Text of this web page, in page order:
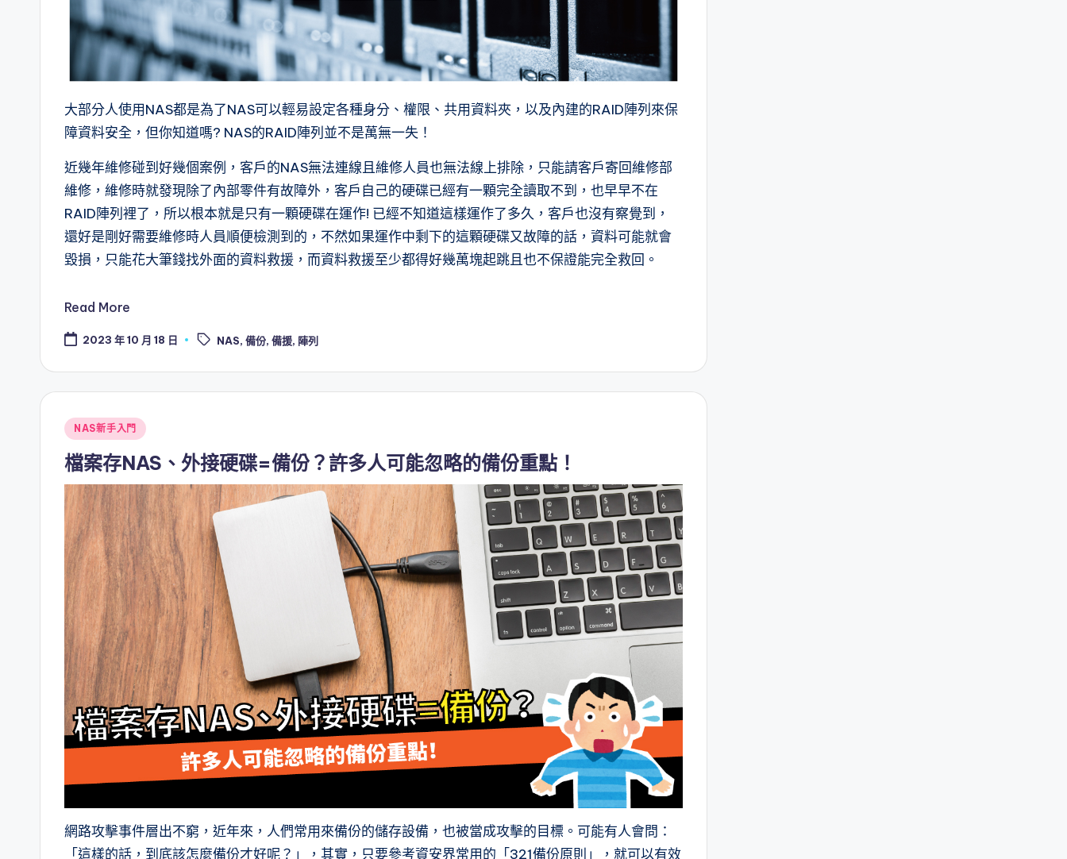
大部分人使用NAS都是為了NAS可以輕易設定各種身分、權限、共用資料夾，以及內建的RAID陣列來保
障資料安全，但你知道嗎? NAS的RAID陣列並不是萬無一失！
近幾年維修碰到好幾個案例，客戶的NAS無法連線且維修人員也無法線上排除，只能請客戶寄回維修部
維修，維修時就發現除了內部零件有故障外，客戶自己的硬碟已經有一顆完全讀取不到，也早早不在
RAID陣列裡了，所以根本就是只有一顆硬碟在運作! 已經不知道這樣運作了多久，客戶也沒有察覺到，
還好是剛好需要維修時人員順便檢測到的，不然如果運作中剩下的這顆硬碟又故障的話，資料可能就會
毀損，只能花大筆錢找外面的資料救援，而資料救援至少都得好幾萬塊起跳且也不保證能完全救回。
Read More
2023 年 10 月 18 日
Tags: NAS,備份,備援, 陣列
Posted
in
NAS新手入門
檔案存NAS、外接硬碟=備份？許多人可能忽略的備份重點！
網路攻擊事件層出不窮，近年來，人們常用來備份的儲存設備，也被當成攻擊的目標。可能有人會問：
「這樣的話，到底該怎麼備份才好呢？」，其實，只要參考資安界常用的「321備份原則」，就可以有效